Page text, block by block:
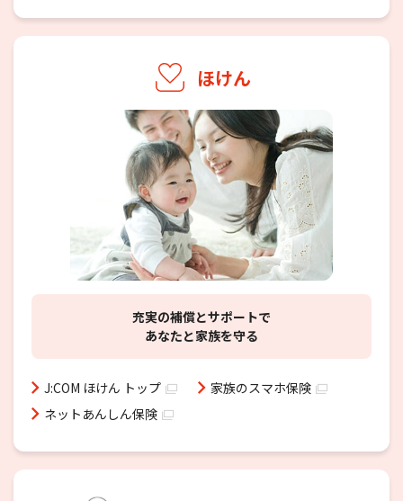
ほけん
充実の補償とサポートで
あなたと家族を守る
J:COM ほけん トップ
家族のスマホ保険
ネットあんしん保険